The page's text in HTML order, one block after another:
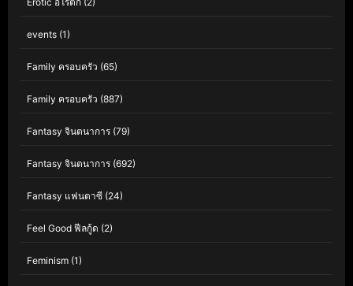
events (1)
Family ครอบครัว (65)
Family ครอบครัว (887)
Fantasy จินตนาการ (79)
Fantasy จินตนาการ (692)
Fantasy แฟนตาซี (24)
Feel Good ฟีลกู้ด (2)
Feminism (1)